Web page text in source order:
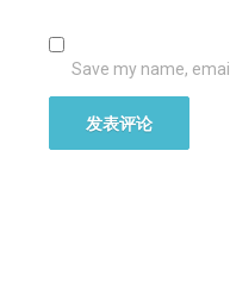
Save my name,